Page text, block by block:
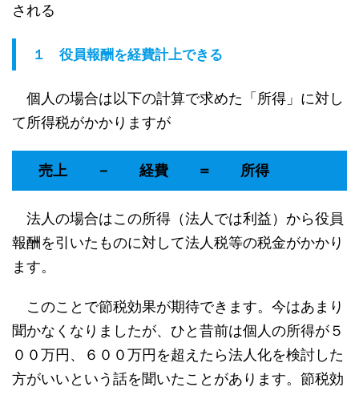
される
１ 役員報酬を経費計上できる
個人の場合は以下の計算で求めた「所得」に対し
て所得税がかかりますが
売上 － 経費 ＝ 所得
法人の場合はこの所得（法人では利益）から役員
報酬を引いたものに対して法人税等の税金がかかり
ます。
このことで節税効果が期待できます。今はあまり
聞かなくなりましたが、ひと昔前は個人の所得が５
００万円、６００万円を超えたら法人化を検討した
方がいいという話を聞いたことがあります。節税効